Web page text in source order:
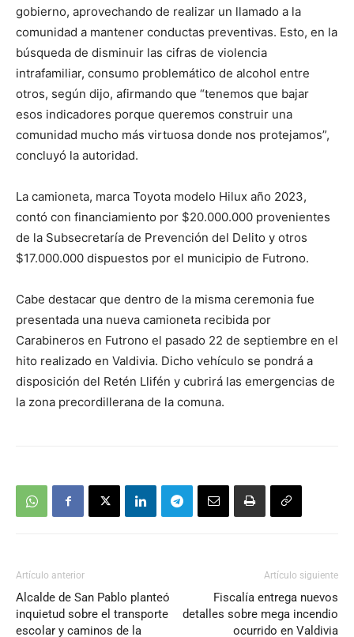
gobierno, aprovechando de realizar un llamado a la
comunidad a mantener conductas preventivas. Esto, en la
búsqueda de disminuir las cifras de violencia
intrafamiliar, consumo problemático de alcohol entre
otros, según dijo, afirmando que “tenemos que bajar
esos indicadores porque queremos construir una
comunidad mucho más virtuosa donde nos protejamos”,
concluyó la autoridad.
La camioneta, marca Toyota modelo Hilux año 2023,
contó con financiamiento por $20.000.000 provenientes
de la Subsecretaría de Prevención del Delito y otros
$17.000.000 dispuestos por el municipio de Futrono.
Cabe destacar que dentro de la misma ceremonia fue
presentada una nueva camioneta recibida por
Carabineros en Futrono el pasado 22 de septiembre en el
hito realizado en Valdivia. Dicho vehículo se pondrá a
disposición del Retén Llifén y cubrirá las emergencias de
la zona precordillerana de la comuna.
Artículo anterior
Alcalde de San Pablo planteó
inquietud sobre el transporte
escolar y caminos de la
Artículo siguiente
Fiscalía entrega nuevos
detalles sobre mega incendio
ocurrido en Valdivia